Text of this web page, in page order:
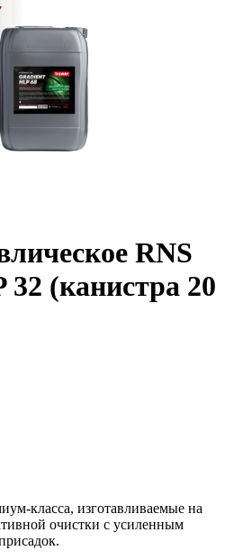
RNS
(канистра 20
класса, изготавливаемые на
очистки с усиленным